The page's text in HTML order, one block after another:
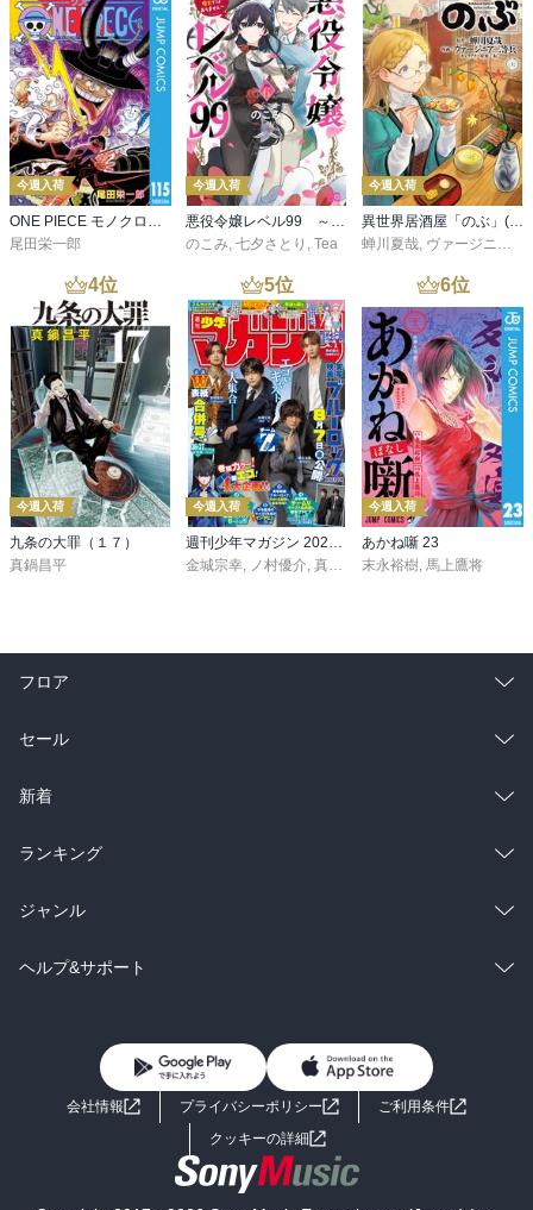
今週入荷
ONE PIECE モノクロ版 115
尾田栄一郎
今週入荷
悪役令嬢レベル99 ～私は裏ボスですが魔王ではありません～ その６
のこみ, 七夕さとり , Tea
今週入荷
異世界居酒屋「のぶ」(22)
蝉川夏哉, ヴァージニア二等兵
4位
今週入荷
九条の大罪（１７）
真鍋昌平
5位
今週入荷
金城宗幸
ノ村優介 真島ヒロ ,宮島礼吏, 新川直司
6位
今週入荷
あかね噺 23
末永裕樹 馬上鷹将
フロア
総合
ラノベ
雑誌・グラビア
BL・TL
セール
総合
ラノベ
雑誌・グラビア
BL・TL
新着
総合
ラノベ
雑誌・グラビア
ランキング
総合
ラノベ
ジャンル
コミック
ライトノベル 男子向けラノベ
小説
海外小説
ヘルプ&サポート
よくあるご質問 お問い合わせ
会社情報 プライバシーポリシー
ご利用条件
クッキーの詳細